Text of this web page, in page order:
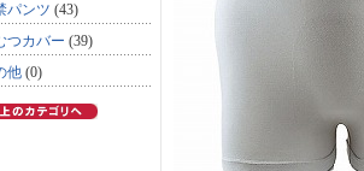
パンツ (43)
つカバー (39)
他 (0)